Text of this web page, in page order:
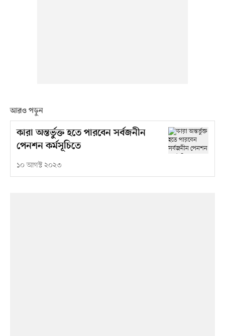
আরও পড়ুন
কারা অন্তর্ভুক্ত হতে পারবেন সর্বজনীন
পেনশন কর্মসূচিতে
১০ আগস্ট ২০২৩